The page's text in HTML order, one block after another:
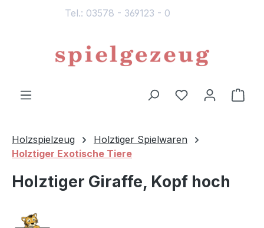
Tel.: 03578 - 369123 - 0
Du hast 0
Holzspielzeug
Holztiger Spielwaren
Holztiger Exotische Tiere
Holztiger Giraffe, Kopf hoch